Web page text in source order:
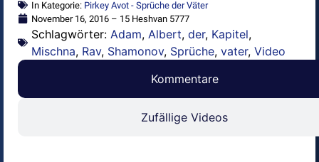
In Kategorie: Pirkey Avot - Sprüche der Väter
November 16, 2016 – 15 Heshvan 5777
Schlagwörter: Adam, Albert, der, Kapitel,
Mischna, Rav, Shamonov, Sprüche, vater, Video
Kommentare
Zufällige Videos